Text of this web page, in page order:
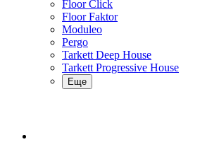
Floor Click
Floor Faktor
Moduleo
Pergo
Tarkett Deep House
Tarkett Progressive House
Еще